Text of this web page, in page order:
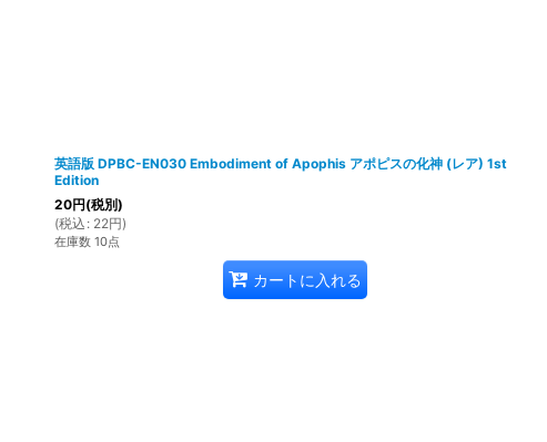
英語版 DPBC-EN030 Embodiment of Apophis アポピスの化神 (レア) 1st
Edition
20円(税別)
(税込 : 22円)
在庫数 10点
カートに入れる